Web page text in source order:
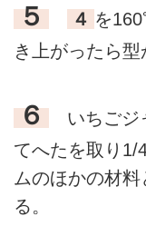
５ ４ を
き上がったら型
６
いちごジ
てへたを取り1/
ムのほかの材
る。